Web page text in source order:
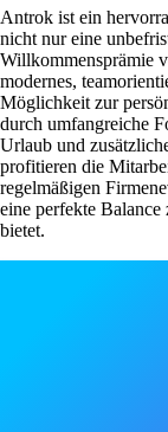
Antrok ist ein
nicht nur eine
Willkommensprämie
modernes,
Möglichkeit zur
durch umfangreiche
Urlaub und
profitieren die
regelmäßigen
eine perfekte
bietet.